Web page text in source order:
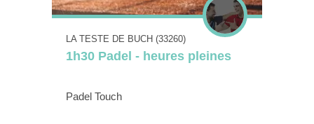
LA TESTE DE BUCH (33260)
1h30 Padel - heures pleines
Padel Touch